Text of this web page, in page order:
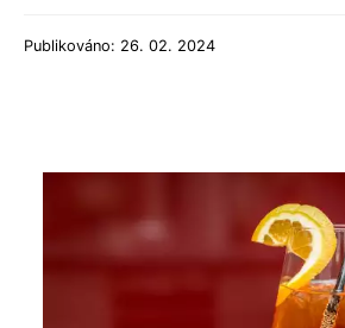
Publikováno: 26. 02. 2024